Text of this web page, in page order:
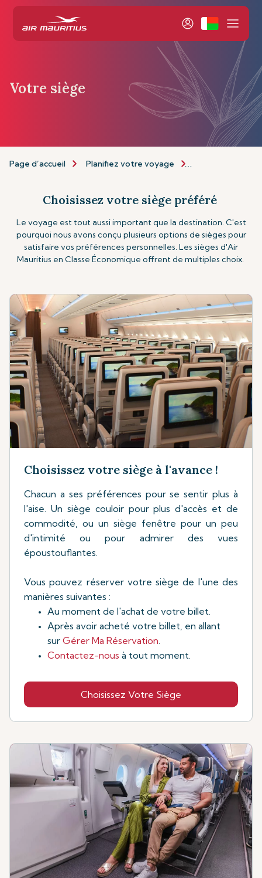
Votre siège
Page d’accueil Planifiez votre voyage
Choisissez votre siège préféré
Le voyage est tout aussi important que la destination. C'est
pourquoi nous avons conçu plusieurs options de sièges pour
satisfaire vos préférences personnelles. Les sièges d'Air
Mauritius en Classe Économique offrent de multiples choix.
Choisissez votre siège à l'avance !
Chacun a ses préférences pour se sentir plus à
l'aise. Un siège couloir pour plus d'accès et de
commodité, ou un siège fenêtre pour un peu
d'intimité ou pour admirer des vues
époustouflantes.
Vous pouvez réserver votre siège de l'une des
manières suivantes :
Au moment de l'achat de votre billet.
Après avoir acheté votre billet, en allant
sur Gérer Ma Réservation
Contactez-nous à tout moment.
Choisissez Votre Siège